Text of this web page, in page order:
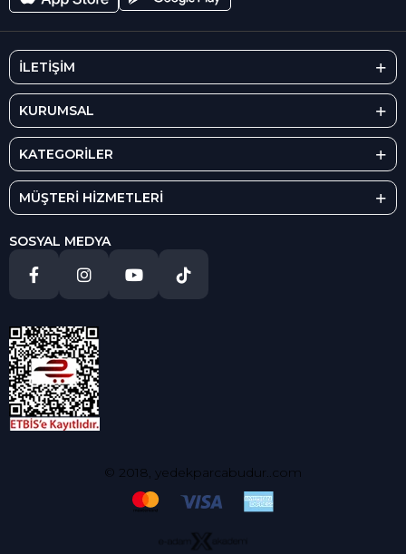
İLETİŞİM
KURUMSAL
KATEGORİLER
MÜŞTERİ HİZMETLERİ
SOSYAL MEDYA
© 2018, yedekparcabudur..com